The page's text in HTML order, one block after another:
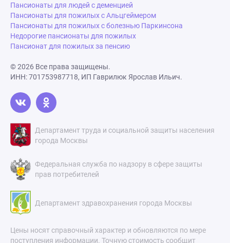
Пансионаты для людей с деменцией
Пансионаты для пожилых с Альцгеймером
Пансионаты для пожилых с болезнью Паркинсона
Недорогие пансионаты для пожилых
Пансионат для пожилых за пенсию
© 2026 Все права защищены.
ИНН: 701753987718, ИП Гаврилюк Ярослав Ильич.
Департамент труда и социальной защиты населения
города Москвы
Федеральная служба по надзору в сфере защиты
прав потребителей
Департамент здравохранения города Москвы
Цены носят справочный характер и обновляются по мере
поступления информации. Точную стоимость сообщит